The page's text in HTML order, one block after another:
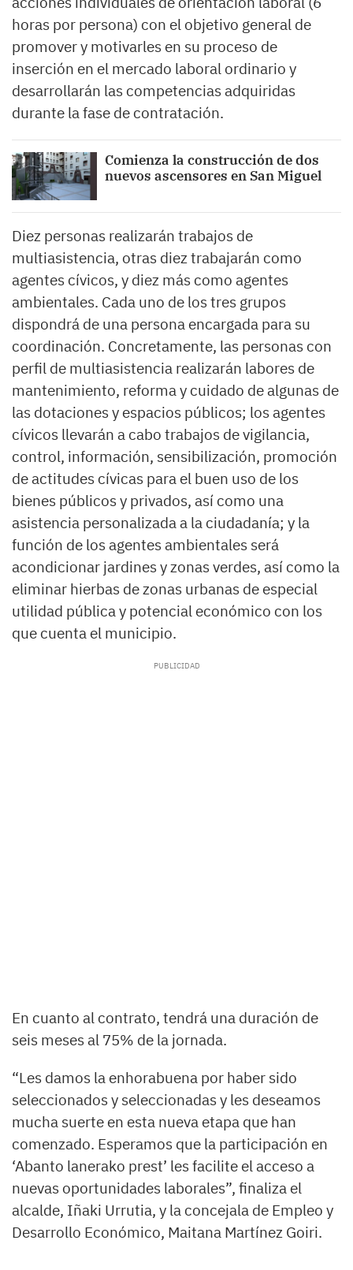
horas por persona) con el objetivo general de
promover y motivarles en su proceso de
inserción en el mercado laboral ordinario y
desarrollarán las competencias adquiridas
durante la fase de contratación.
Comienza la construcción de dos
nuevos ascensores en San Miguel
Diez personas realizarán trabajos de
multiasistencia, otras diez trabajarán como
agentes cívicos, y diez más como agentes
ambientales. Cada uno de los tres grupos
dispondrá de una persona encargada para su
coordinación. Concretamente, las personas con
perfil de multiasistencia realizarán labores de
mantenimiento, reforma y cuidado de algunas de
las dotaciones y espacios públicos; los agentes
cívicos llevarán a cabo trabajos de vigilancia,
control, información, sensibilización, promoción
de actitudes cívicas para el buen uso de los
bienes públicos y privados, así como una
asistencia personalizada a la ciudadanía; y la
función de los agentes ambientales será
acondicionar jardines y zonas verdes, así como la
eliminar hierbas de zonas urbanas de especial
utilidad pública y potencial económico con los
que cuenta el municipio.
En cuanto al contrato, tendrá una duración de
seis meses al 75% de la jornada.
“Les damos la enhorabuena por haber sido
seleccionados y seleccionadas y les deseamos
mucha suerte en esta nueva etapa que han
comenzado. Esperamos que la participación en
‘Abanto lanerako prest’ les facilite el acceso a
nuevas oportunidades laborales”, finaliza el
alcalde, Iñaki Urrutia, y la concejala de Empleo y
Desarrollo Económico, Maitana Martínez Goiri.